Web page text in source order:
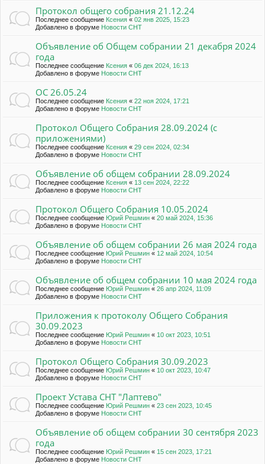
Протокол общего собрания 21.12.24
Последнее сообщение Ксения « 02 янв 2025, 15:23
Добавлено в форуме Новости СНТ
Объявление об Общем собрании 21 декабря 2024
года
Последнее сообщение Ксения « 06 дек 2024, 16:13
Добавлено в форуме Новости СНТ
ОС 26.05.24
Последнее сообщение Ксения « 22 ноя 2024, 17:21
Добавлено в форуме Новости СНТ
Протокол Общего Собрания 28.09.2024 (с
приложениями)
Последнее сообщение Ксения « 29 сен 2024, 02:34
Добавлено в форуме Новости СНТ
Объявление об общем собрании 28.09.2024
Последнее сообщение Ксения « 13 сен 2024, 22:22
Добавлено в форуме Новости СНТ
Протокол Общего Собрания 10.05.2024
Последнее сообщение Юрий Решмин « 20 май 2024, 15:36
Добавлено в форуме Новости СНТ
Объявление об общем собрании 26 мая 2024 года
Последнее сообщение Юрий Решмин « 12 май 2024, 10:54
Добавлено в форуме Новости СНТ
Объявление об общем собрании 10 мая 2024 года
Последнее сообщение Юрий Решмин « 26 апр 2024, 11:09
Добавлено в форуме Новости СНТ
Приложения к протоколу Общего Собрания
30.09.2023
Последнее сообщение Юрий Решмин « 10 окт 2023, 10:51
Добавлено в форуме Новости СНТ
Протокол Общего Собрания 30.09.2023
Последнее сообщение Юрий Решмин « 10 окт 2023, 10:47
Добавлено в форуме Новости СНТ
Проект Устава СНТ "Лаптево"
Последнее сообщение Юрий Решмин « 23 сен 2023, 10:45
Добавлено в форуме Новости СНТ
Объявление об общем собрании 30 сентября 2023
года
Последнее сообщение Юрий Решмин « 15 сен 2023, 17:21
Добавлено в форуме Новости СНТ